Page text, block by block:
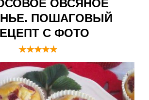
ОВСЯНОЕ
ПОШАГОВЫЙ
С ФОТО